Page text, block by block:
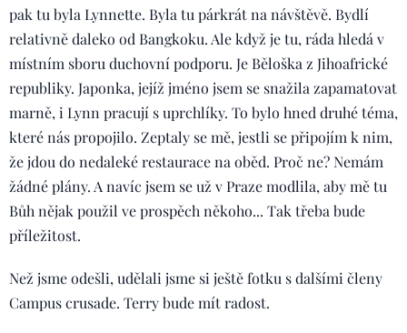
pak tu byla Lynnette. Byla tu párkrát na návštěvě. Bydlí
relativně daleko od Bangkoku. Ale když je tu, ráda hledá v
místním sboru duchovní podporu. Je Běloška z Jihoafrické
republiky. Japonka, jejíž jméno jsem se snažila zapamatovat
marně, i Lynn pracují s uprchlíky. To bylo hned druhé téma,
které nás propojilo. Zeptaly se mě, jestli se připojím k nim,
že jdou do nedaleké restaurace na oběd. Proč ne? Nemám
žádné plány. A navíc jsem se už v Praze modlila, aby mě tu
Bůh nějak použil ve prospěch někoho... Tak třeba bude
příležitost.
Než jsme odešli, udělali jsme si ještě fotku s dalšími členy
Campus crusade. Terry bude mít radost.